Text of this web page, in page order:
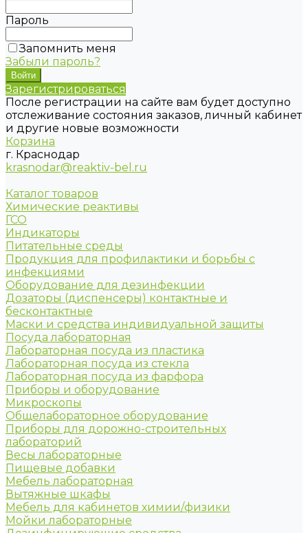
Пароль
Запомнить меня
Забыли пароль?
Зарегистрироваться
После регистрации на сайте вам будет доступно
отслеживание состояния заказов, личный кабинет
и другие новые возможности
Корзина
г. Краснодар
krasnodar@reaktiv-bel.ru
Каталог товаров
Химические реактивы
ГСО
Индикаторы
Питательные среды
Продукция для профилактики и борьбы с
инфекциями
Оборудование для дезинфекции
Дозаторы (диспенсеры) контактные и
бесконтактные
Маски и средства индивидуальной защиты
Посуда лабораторная
Лабораторная посуда из пластика
Лабораторная посуда из стекла
Лабораторная посуда из фарфора
Приборы и оборудование
Микроскопы
Общелабораторное оборудование
Приборы для дорожно-строительных
лабораторий
Весы лабораторные
Пищевые добавки
Мебель лабораторная
Вытяжные шкафы
Мебель для кабинетов химии/физики
Мойки лабораторные